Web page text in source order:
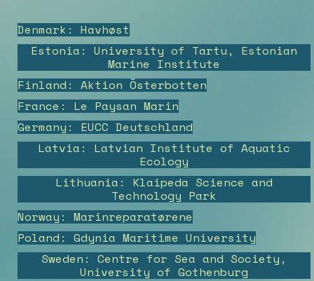
Denmark: Havhøst
Estonia: University of Tartu, Estonian
Marine Institute
Finland: Aktion Österbotten
France: Le Paysan Marin
Germany: EUCC Deutschland
Latvia: Latvian Institute of Aquatic
Ecology
Lithuania: Klaipeda Science and
Technology Park
Norway: Marinreparatørene
Poland: Gdynia Maritime University
Sweden: Centre for Sea and Society,
University of Gothenburg